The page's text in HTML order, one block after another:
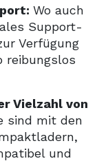
Wo auch
Support-
Verfügung
reibungslos
Vielzahl von
sind mit den
und